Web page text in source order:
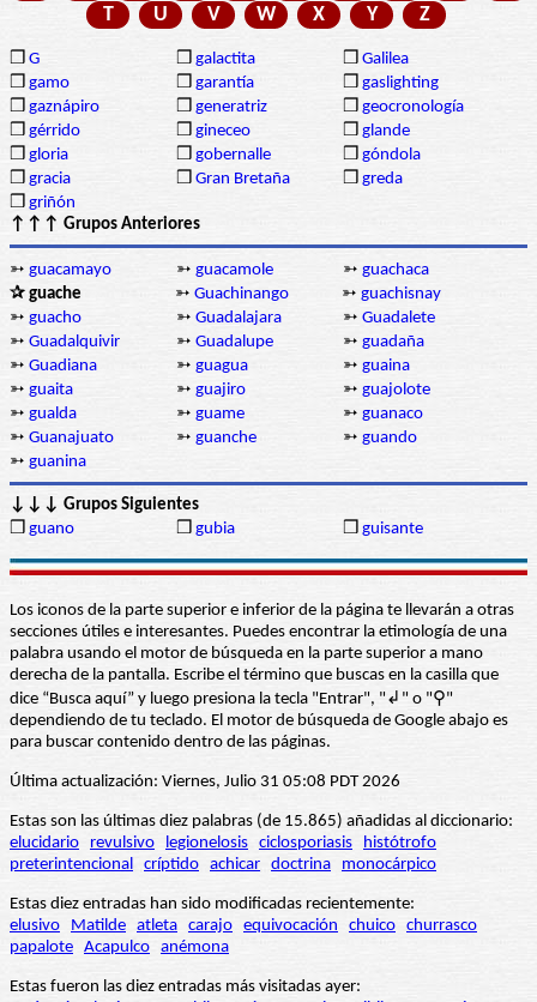
T
U V W X Y Z
❒ G ❒ galactita ❒ Galilea
❒ gamo ❒ garantía ❒ gaslighting
❒ gaznápiro ❒ generatriz ❒ geocronología
❒ gérrido ❒ gineceo ❒ glande
❒ gloria ❒ gobernalle ❒ góndola
❒ gracia ❒ Gran Bretaña ❒ greda
❒ griñón
↑↑↑ Grupos Anteriores
➳ guacamayo ➳ guacamole ➳ guachaca
✰ guache
➳ Guachinango ➳ guachisnay
➳ guacho ➳ Guadalajara ➳ Guadalete
➳ Guadalquivir ➳ Guadalupe ➳ guadaña
➳ Guadiana ➳ guagua ➳ guaina
➳ guaita ➳ guajiro ➳ guajolote
➳ gualda ➳ guame ➳ guanaco
➳ Guanajuato ➳ guanche ➳ guando
➳ guanina
↓↓↓ Grupos Siguientes
❒ guano ❒ gubia ❒ guisante
Los iconos de la parte superior e inferior de la página te llevarán a otras
secciones útiles e interesantes. Puedes encontrar la etimología de una
palabra usando el motor de búsqueda en la parte superior a mano
derecha de la pantalla. Escribe el término que buscas en la casilla que
dice “Busca aquí” y luego presiona la tecla "Entrar", "↲" o "⚲"
dependiendo de tu teclado. El motor de búsqueda de Google abajo es
para buscar contenido dentro de las páginas.
Última actualización: Viernes, Julio 31 05:08 PDT 2026
Estas son las últimas diez palabras (de 15.865) añadidas al diccionario:
elucidario
revulsivo legionelosis ciclosporiasis
histótrofo
preterintencional
críptido achicar doctrina monocárpico
Estas diez entradas han sido modificadas recientemente:
elusivo
Matilde atleta carajo equivocación chuico churrasco
papalote Acapulco anémona
Estas fueron las diez entradas más visitadas ayer: